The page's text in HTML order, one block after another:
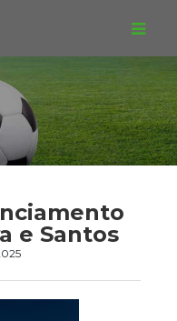
e Santos